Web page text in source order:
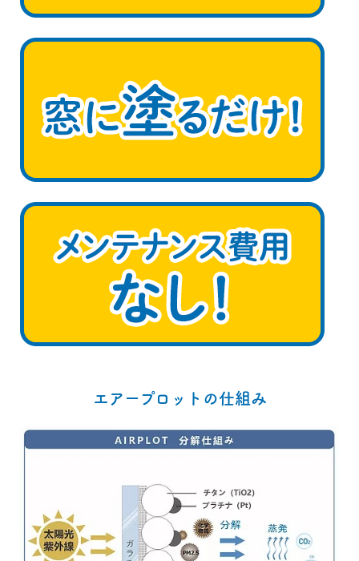
エアープロットの仕組み